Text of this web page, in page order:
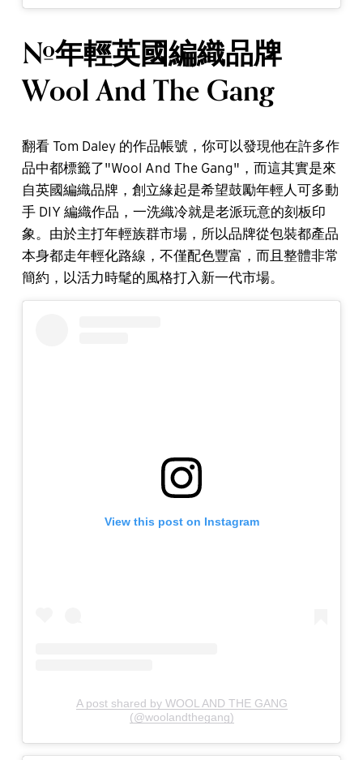
#年輕英國編織品牌
Wool And The Gang
翻看 Tom Daley 的作品帳號，你可以發現他在許多作
品中都標籤了"Wool And The Gang"，而這其實是來
自英國編織品牌，創立緣起是希望鼓勵年輕人可多動
手 DIY 編織作品，一洗織冷就是老派玩意的刻板印
象。由於主打年輕族群市場，所以品牌從包裝都產品
本身都走年輕化路線，不僅配色豐富，而且整體非常
簡約，以活力時髦的風格打入新一代市場。
View this post on Instagram
A post shared by WOOL AND THE GANG
(@woolandthegang)